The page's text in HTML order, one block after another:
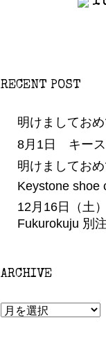
RECENT POST
明けましてお
8月1日 キース
明けましてお
Keystone shoe
12月16日（土
Fukurokuju 別
ARCHIVE
ARCHIVE